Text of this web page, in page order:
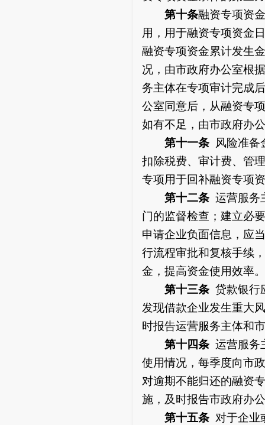
第十条融资专项资
用，用于融资专项资金
融资专项资金累计发生
况，由市政府办公室根
务主体在专项审计完成
公室同意后，从融资专
如有不足，由市政府办
第十一条 风险准备
扣除税费、审计费、管
专项用于回补融资专项
第十二条 运营服务
门的监督检查；建立必
申请企业负面信息，应
行流程审批和复核手续
金，提高资金使用效率。
第十三条 贷款银行
发现借款企业发生重大
时报告运营服务主体和
第十四条 运营服务
使用情况，每季度向市
对逾期不能归还的融资
施，及时报告市政府办
第十五条 对于企业